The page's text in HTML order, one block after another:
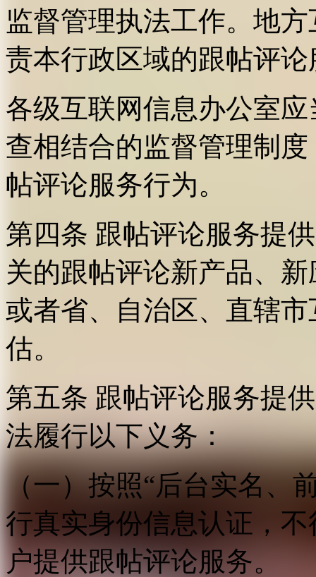
监督管理执法工作。地
责本行政区域的跟帖评
各级互联网信息办公室
查相结合的监督管理制
帖评论服务行为。
第四条 跟帖评论服务提
关的跟帖评论新产品、
或者省、自治区、直辖
估。
第五条 跟帖评论服务提
法履行以下义务：
（一）按照“后台实名、
行真实身份信息认证，
户提供跟帖评论服务。